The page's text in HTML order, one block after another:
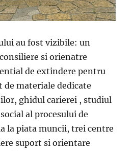
au fost vizibile: un
si orienatre
de extindere pentru
materiale dedicate
ghidul carierei , studiul
al procesului de
la piata muncii, trei centre
suport si orientare